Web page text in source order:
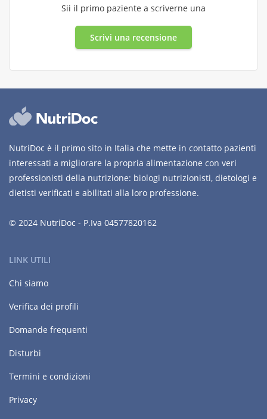
Sii il primo paziente a scriverne una
Scrivi una recensione
NutriDoc è il primo sito in Italia che mette in contatto pazienti
interessati a migliorare la propria alimentazione con veri
professionisti della nutrizione: biologi nutrizionisti, dietologi e
dietisti verificati e abilitati alla loro professione.
© 2024 NutriDoc - P.Iva 04577820162
LINK UTILI
Chi siamo
Verifica dei profili
Domande frequenti
Disturbi
Termini e condizioni
Privacy